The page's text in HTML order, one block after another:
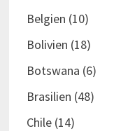
Belgien (10)
Bolivien (18)
Botswana (6)
Brasilien (48)
Chile(14)